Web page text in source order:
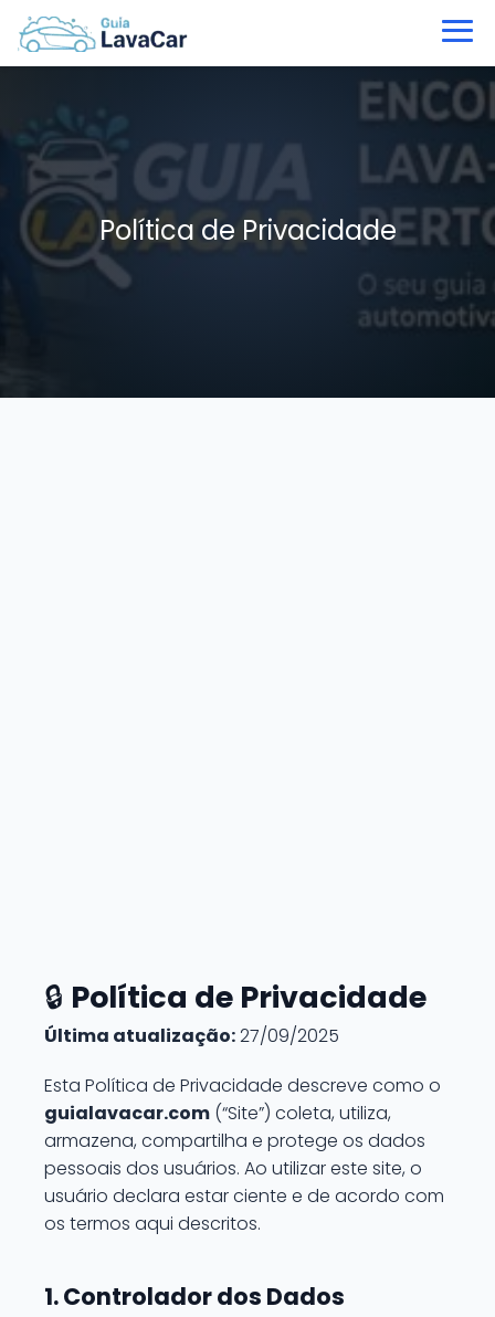
Política de Privacidade
🔒 Política de Privacidade
Última atualização:27/09/2025
Esta Política de Privacidade descreve como o
guialavacar.com (“Site”) coleta, utiliza,
armazena, compartilha e protege os dados
pessoais dos usuários. Ao utilizar este site, o
usuário declara estar ciente e de acordo com
os termos aqui descritos.
1. Controlador dos Dados